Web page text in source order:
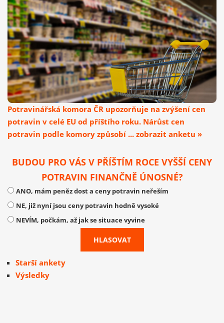
Potravinářská komora ČR upozorňuje na zvýšení cen
potravin v celé EU od příštího roku. Nárůst cen
potravin podle komory způsobí ... zobrazit anketu »
BUDOU PRO VÁS V PŘÍŠTÍM ROCE VYŠŠÍ CENY
POTRAVIN FINANČNĚ ÚNOSNÉ?
ANO, mám peněz dost a ceny potravin neřeším
NE, již nyní jsou ceny potravin hodně vysoké
NEVÍM, počkám, až jak se situace vyvine
Starší ankety
Výsledky